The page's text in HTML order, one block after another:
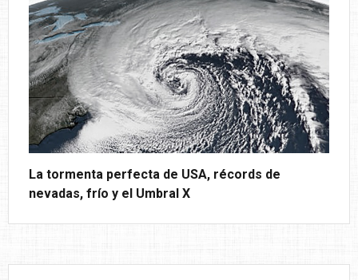
La tormenta perfecta de USA, récords de
nevadas, frío y el Umbral X